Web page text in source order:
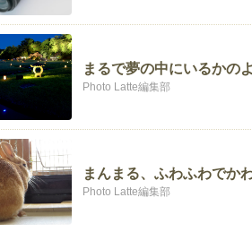
まるで夢の中にいるかの
Photo Latte編集部
まんまる、ふわふわでか
Photo Latte編集部